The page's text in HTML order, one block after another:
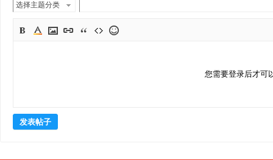
选择主题分类
您需要登录后才可
发表帖子